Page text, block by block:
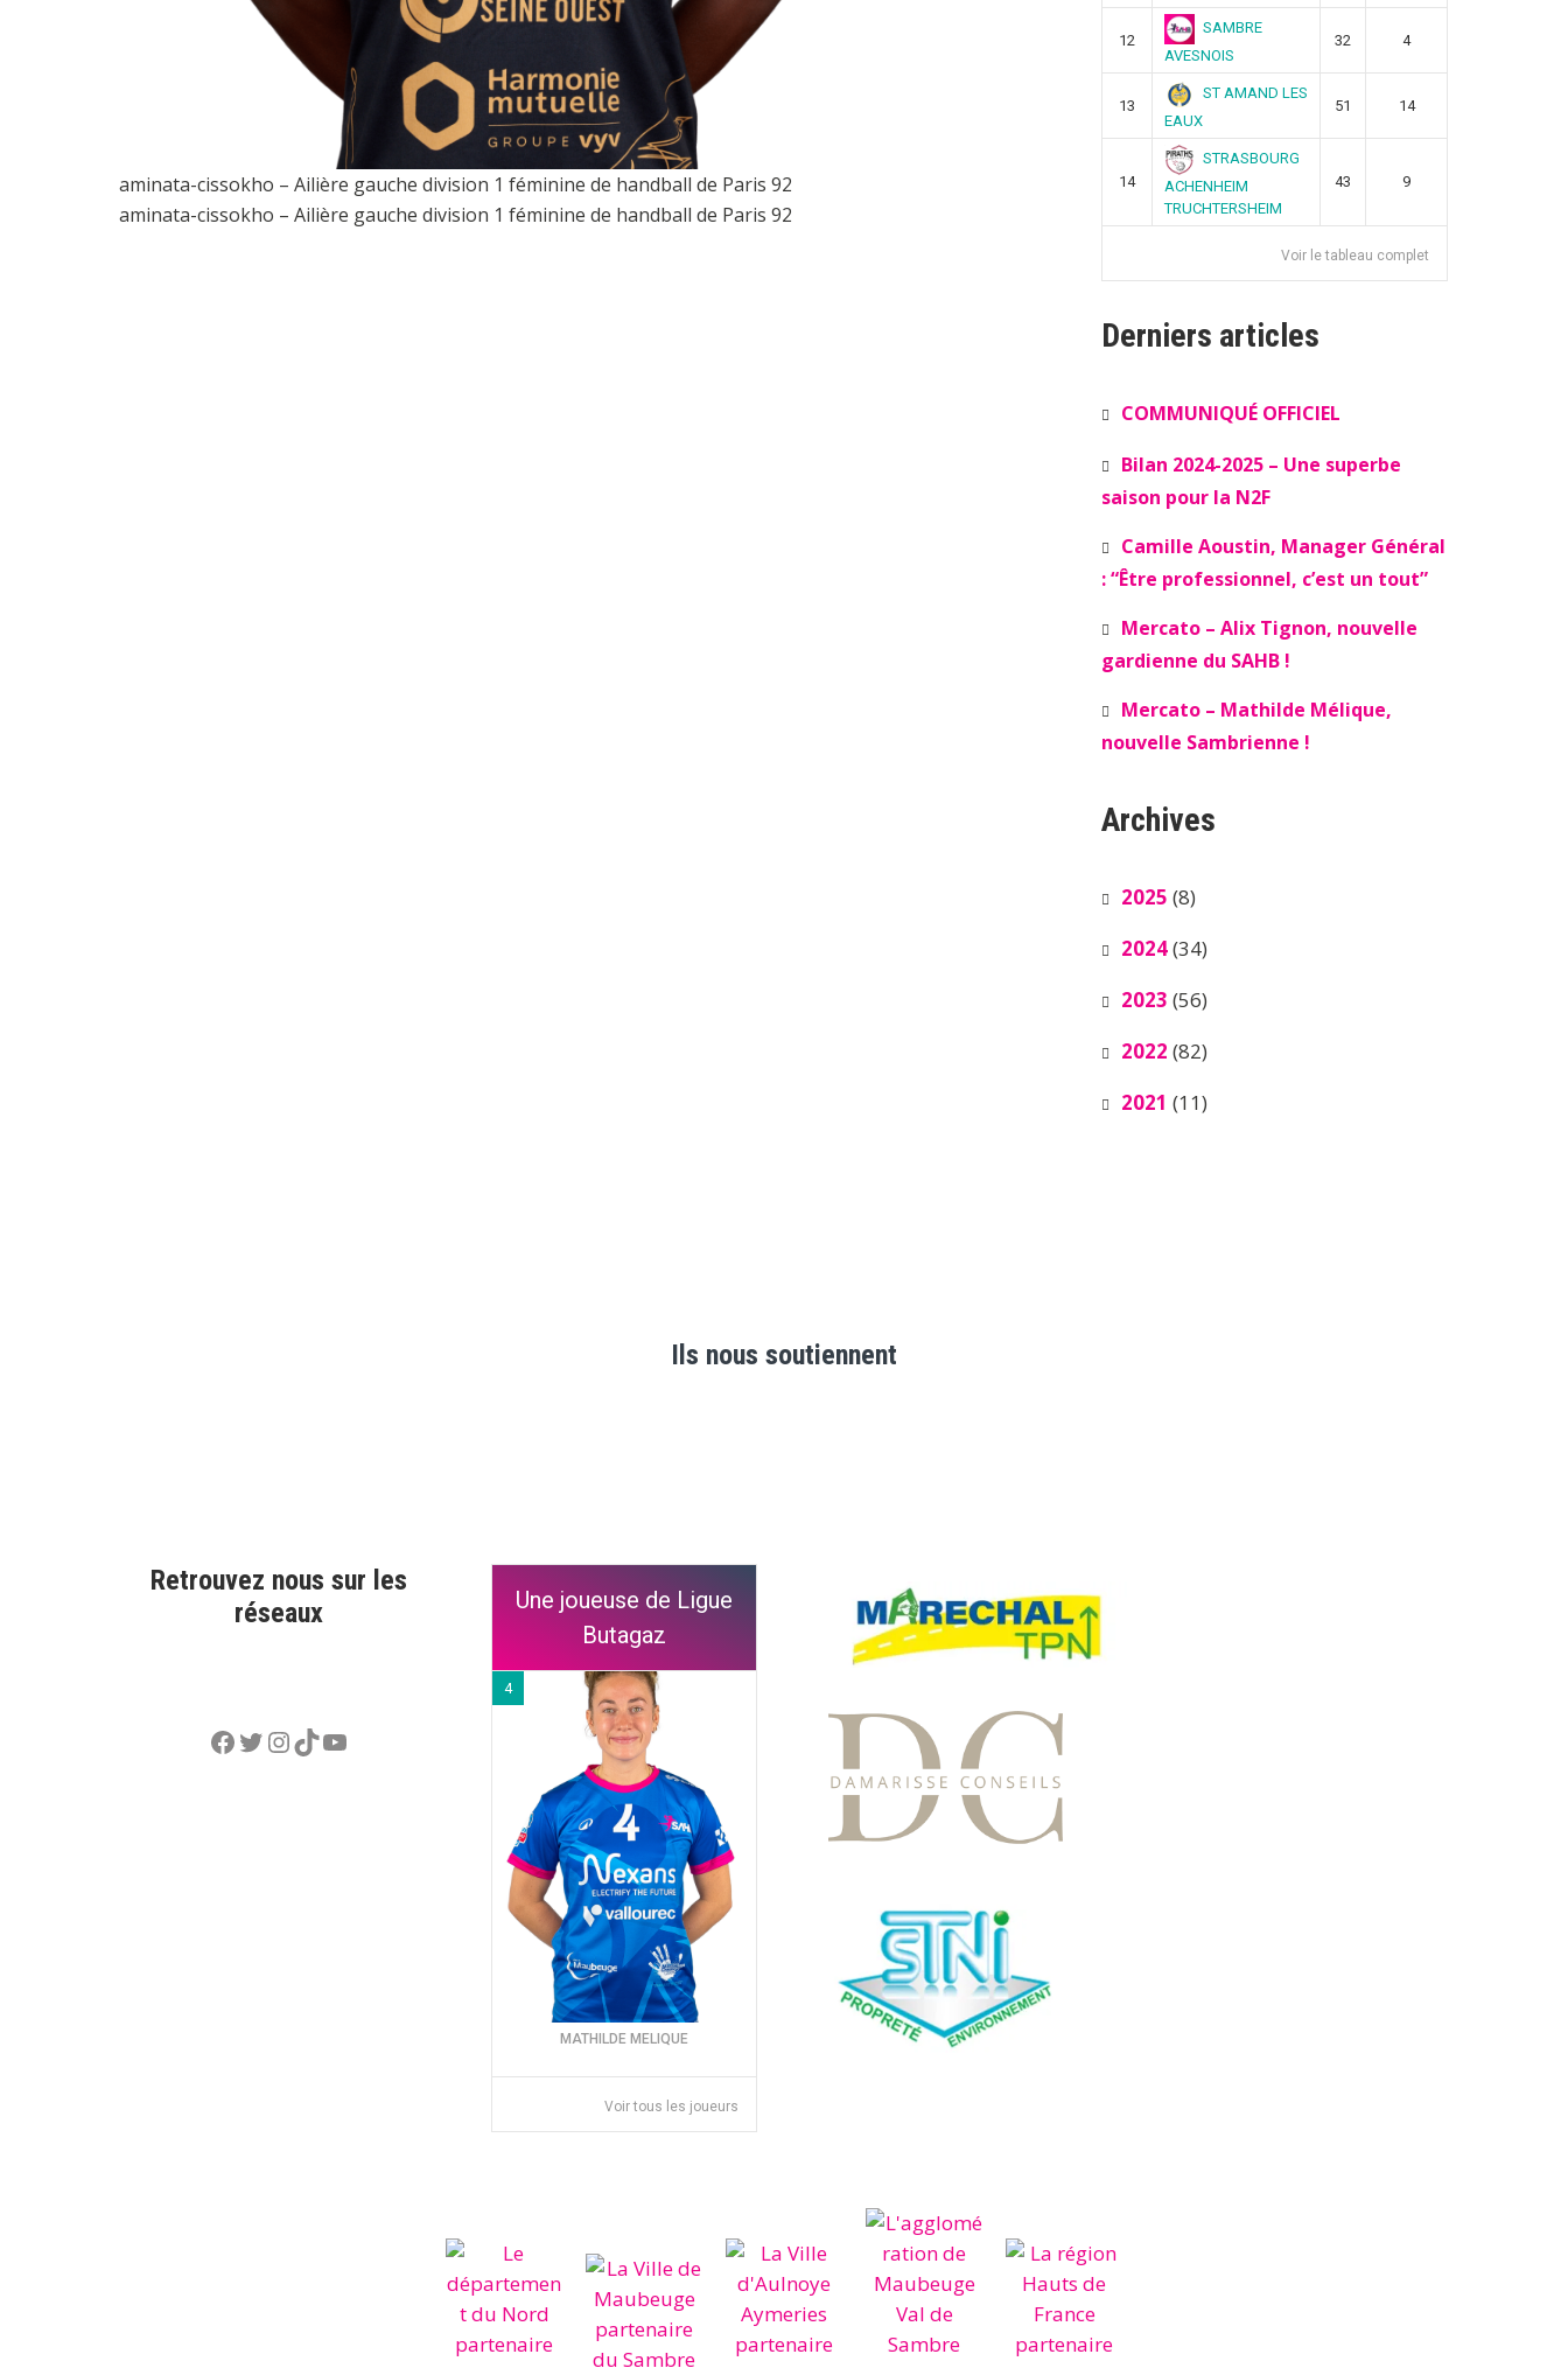
aminata-cissokho – Ailière gauche division 1 féminine de handball de Paris 92
aminata-cissokho – Ailière gauche division 1 féminine de handball de Paris 92
12
SAMBRE
AVESNOIS
32 4
13
ST AMAND LES
EAUX
51 14
14
STRASBOURG
ACHENHEIM
TRUCHTERSHEIM
43 9
Voir le tableau complet
Derniers articles
COMMUNIQUÉ OFFICIEL
Bilan 2024-2025 – Une superbe
saison pour la N2F
Camille Aoustin, Manager Général
: “Être professionnel, c’est un tout”
Mercato – Alix Tignon, nouvelle
gardienne du SAHB !
Mercato – Mathilde Mélique,
nouvelle Sambrienne !
Archives
2025 (8)
2024(34)
2023 (56)
2022 (82)
2021 (11)
Ils nous soutiennent
Retrouvez nous sur les
réseaux
Facebook
Twitter
Instagram
TikTok
YouTube
Une joueuse de Ligue
Butagaz
4
MATHILDE MELIQUE
Voir tous les joueurs